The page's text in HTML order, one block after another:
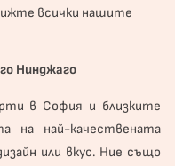
всички нашите
Нинджаго
в София и близките
на най-качествената
или вкус. Ние също